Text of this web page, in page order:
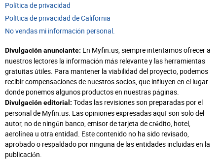
Política de privacidad
Política de privacidad de California
No vendas mi información personal.
Divulgación anunciante: En Myfin.us, siempre intentamos ofrecer a
nuestros lectores la información más relevante y las herramientas
gratuitas útiles. Para mantener la viabilidad del proyecto, podemos
recibir compensaciones de nuestros socios, que influyen en el lugar
donde ponemos algunos productos en nuestras páginas.
Divulgación editorial: Todas las revisiones son preparadas por el
personal de Myfin.us. Las opiniones expresadas aquí son solo del
autor, no de ningún banco, emisor de tarjeta de crédito, hotel,
aerolínea u otra entidad. Este contenido no ha sido revisado,
aprobado o respaldado por ninguna de las entidades incluidas en la
publicación.